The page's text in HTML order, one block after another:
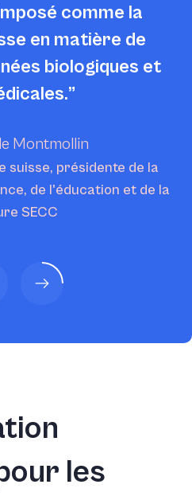
comme la
en matière de
biologiques et
Montmollin
suisse, présidente de la
de l'éducation et de la
SECC
les